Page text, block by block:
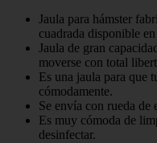
Jaula para hámster
cuadrada disponible
Jaula de gran
moverse con total
Es una jaula para que
cómodamente.
Se envía con rueda de
Es muy cómoda de
desinfectar.